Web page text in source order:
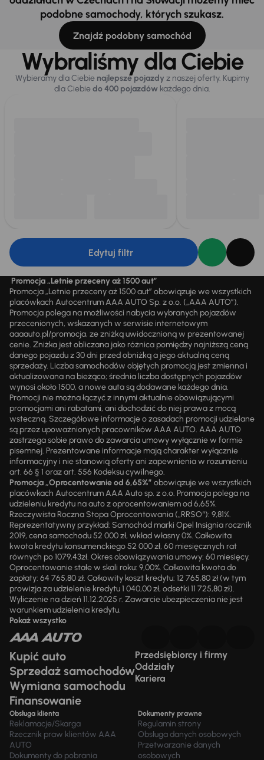
podobne samochody, których szukasz.
Znajdź podobny samochód
Wybraliśmy dla Ciebie
Wybieramy dla Ciebie najlepsze pojazdy z naszej oferty. Kupimy
dla Ciebiedo 400 pojazdówkażdego dnia.
Edytuj filtr
Promocja „Letnie przeceny aż 1500 aut”
Promocja „Letnie przeceny aż 1500 aut” obowiązuje we wszystkich
placówkach Autocentrum AAA AUTO Sp. z o.o. („AAA AUTO”).
Promocja polega na możliwości nabycia wybranych pojazdów
przecenionych, wskazanych w serwisie internetowym
aaaauto.pl/promocja, ze zniżką uwidocznioną w prezentowanej
cenie. Zniżka jest obliczana jako różnica pomiędzy najniższą ceną
danego pojazdu z 30 dni przed obniżką a jego aktualną ceną
sprzedaży. Liczba samochodów objętych promocją jest zmienna i
aktualizowana na bieżąco; średnia liczba dostępnych pojazdów
wynosi około 1500, a nowe auta są dodawane każdego dnia.
Promocji nie można łączyć z innymi aktualnie obowiązującymi
promocjami ani rabatami, ani dochodzić do niej prawa z mocą
wsteczną. Szczegółowe informacje o zasadach promocji udzielane
są przez upoważnionych pracowników AAA AUTO. AAA AUTO
zastrzega sobie prawo do zawarcia umowy wyłącznie w formie
pisemnej. Prezentowane informacje mają charakter wyłącznie
informacyjny i nie stanowią oferty ani zapewnienia w rozumieniu
art. 66 § 1 oraz art. 556 Kodeksu cywilnego.
Promocja „Oprocentowanie od 6,65%” obowiązuje we wszystkich
placówkach Autocentrum AAA Auto sp. z o.o. Promocja polega na
udzieleniu kredytu na auto z oprocentowaniem od 6,65%.
Rzeczywista Roczna Stopa Oprocentowania („RRSO“): 9,81%.
Reprezentatywny przykład: Samochód marki Opel Insignia rocznik
2019, cena samochodu 52 000 zł, wkład własny 0%. Całkowita
kwota kredytu konsumenckiego 52 000 zł, 60 miesięcznych rat
równych po 1079,43zł. Okres obowiązywania umowy: 60 miesięcy.
Oprocentowanie stałe w skali roku: 9,00%. Całkowita kwota do
zapłaty: 64 765,80 zł. Całkowity koszt kredytu: 12 765,80 zł (w tym
prowizja za udzielenie kredytu 1 040,00 zł, odsetki 11 725,80 zł).
Wyliczenie na dzień 11.12.2025 r. Zawarcie ubezpieczenia nie jest
warunkiem udzielenia kredytu.
Pokaż wszystko
Kupić auto
Sprzedaż samochodów
Wymiana samochodu
Finansowanie
Przedsiębiorcy i firmy
Oddziały
Kariera
Obsługa klienta
Reklamacje/Skarga
Rzecznik praw klientów AAA
AUTO
Dokumenty do pobrania
Dokumenty prawne
Regulamin strony
Obsługa danych osobowych
Przetwarzanie danych
osobowych